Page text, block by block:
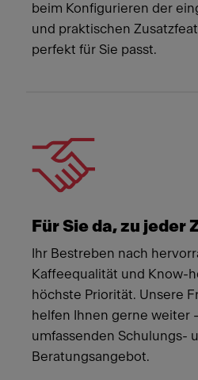
beim Konfigurieren der
und praktischen
perfekt für Sie passt.
Für Sie da, zu jeder
Ihr Bestreben nach
Kaffeequalität und Know-
höchste Priorität. Unsere
helfen Ihnen gerne weiter
umfassenden Schulungs-
Beratungsangebot.